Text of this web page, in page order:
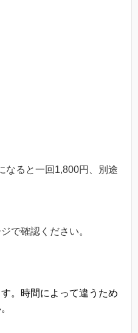
なると一回1,800円、別途
で確認ください。
。時間によって違うため